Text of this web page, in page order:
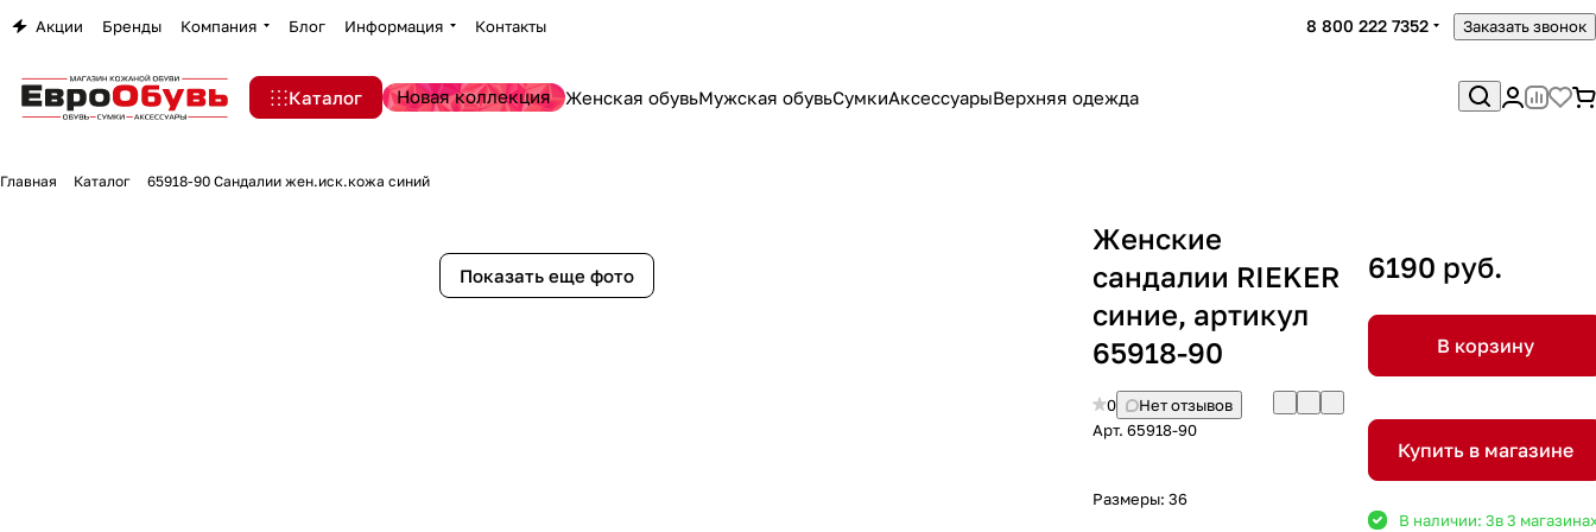
Акции Бренды Компания Блог Информация Контакты 8 800 222 7352 Заказать звонок
Каталог Новая коллекция Женская обувьМужская обувьСумкиАксессуарыВерхняя одежда
Главная Каталог 65918-90 Сандалии жен.иск.кожа синий
Показать еще фото
Женские
сандалии RIEKER
синие, артикул
65918-90
0
Нет отзывов
Арт. 65918-90
Размеры: 36
6190 руб.
В корзину
Купить в магазине
В наличии: 3в 3